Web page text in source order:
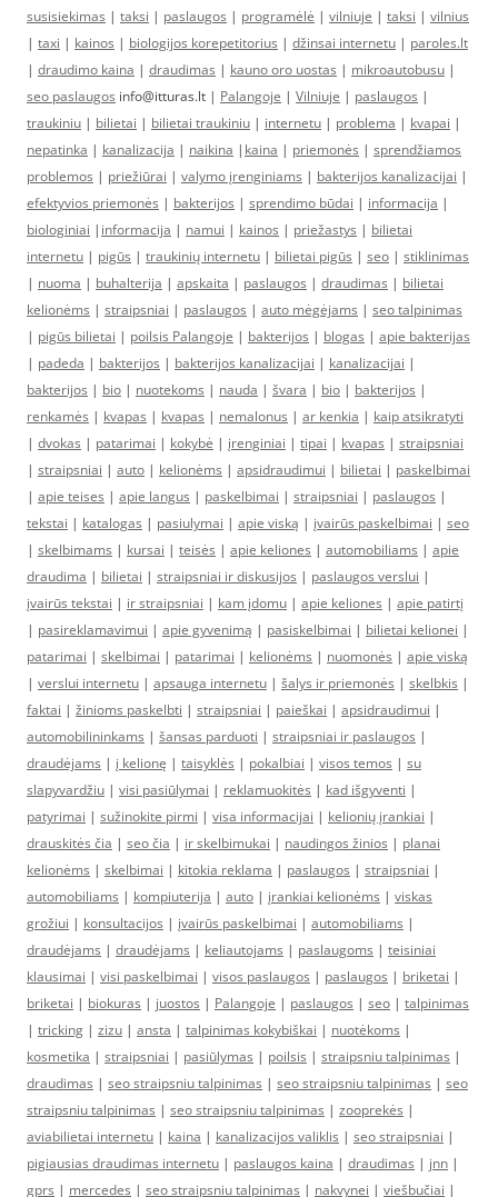
susisiekimas | taksi | paslaugos | programėlė | vilniuje | taksi | vilnius
| taxi | kainos | biologijos korepetitorius | džinsai internetu | paroles.lt
| draudimo kaina | draudimas | kauno oro uostas | mikroautobusu |
seo paslaugos info@itturas.lt | Palangoje | Vilniuje | paslaugos |
traukiniu | bilietai | bilietai traukiniu | internetu | problema | kvapai |
nepatinka | kanalizacija | naikina | kaina | priemonės | sprendžiamos
problemos | priežiūrai | valymo įrenginiams | bakterijos kanalizacijai |
efektyvios priemonės | bakterijos | sprendimo būdai | informacija |
biologiniai | informacija | namui | kainos | priežastys | bilietai
internetu | pigūs | traukinių internetu | bilietai pigūs | seo | stiklinimas
| nuoma | buhalterija | apskaita | paslaugos | draudimas | bilietai
kelionėms | straipsniai | paslaugos | auto mėgėjams | seo talpinimas
| pigūs bilietai | poilsis Palangoje | bakterijos | blogas | apie bakterijas
| padeda | bakterijos | bakterijos kanalizacijai | kanalizacijai |
bakterijos | bio | nuotekoms | nauda | švara | bio | bakterijos |
renkamės | kvapas | kvapas | nemalonus | ar kenkia | kaip atsikratyti
| dvokas | patarimai | kokybė | įrenginiai | tipai | kvapas | straipsniai
| straipsniai | auto | kelionėms | apsidraudimui | bilietai | paskelbimai
| apie teises | apie langus | paskelbimai | straipsniai | paslaugos |
tekstai | katalogas | pasiulymai | apie viską | įvairūs paskelbimai | seo
| skelbimams | kursai | teisės | apie keliones | automobiliams | apie
draudima | bilietai | straipsniai ir diskusijos | paslaugos verslui |
įvairūs tekstai | ir straipsniai | kam įdomu | apie keliones | apie patirtį
| pasireklamavimui | apie gyvenimą | pasiskelbimai | bilietai kelionei |
patarimai | skelbimai | patarimai | kelionėms | nuomonės | apie viską
| verslui internetu | apsauga internetu | šalys ir priemonės | skelbkis |
faktai | žinioms paskelbti | straipsniai | paieškai | apsidraudimui |
automobilininkams | šansas parduoti | straipsniai ir paslaugos |
draudėjams | į kelionę | taisyklės | pokalbiai | visos temos | su
slapyvardžiu | visi pasiūlymai | reklamuokitės | kad išgyventi |
patyrimai | sužinokite pirmi | visa informacijai | kelionių įrankiai |
drauskitės čia | seo čia | ir skelbimukai | naudingos žinios | planai
kelionėms | skelbimai | kitokia reklama | paslaugos | straipsniai |
automobiliams | kompiuterija | auto | įrankiai kelionėms | viskas
grožiui | konsultacijos | įvairūs paskelbimai | automobiliams |
draudėjams | draudėjams | keliautojams | paslaugoms | teisiniai
klausimai | visi paskelbimai | visos paslaugos | paslaugos | briketai |
briketai | biokuras | juostos | Palangoje | paslaugos | seo | talpinimas
| tricking | zizu | ansta | talpinimas kokybiškai | nuotėkoms |
kosmetika | straipsniai | pasiūlymas | poilsis | straipsniu talpinimas |
draudimas | seo straipsniu talpinimas | seo straipsniu talpinimas | seo
straipsniu talpinimas | seo straipsniu talpinimas | zooprekės |
aviabilietai internetu | kaina | kanalizacijos valiklis | seo straipsniai |
pigiausias draudimas internetu | paslaugos kaina | draudimas | jnn |
gprs | mercedes | seo straipsniu talpinimas | nakvynei | viešbučiai |